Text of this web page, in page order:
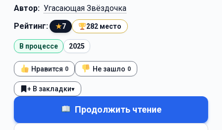
Автор: Угасающая Звёздочка
Рейтинг:
★7 282 место
В процессе 2025
Нравится 0 Не зашло 0
+ В закладки▾
Продолжить чтение